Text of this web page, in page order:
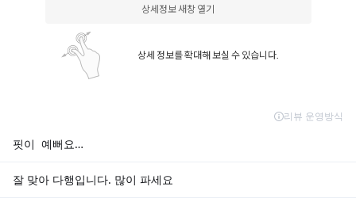
상세정보 새창 열기
상세 정보를 확대해 보실 수 있습니다.